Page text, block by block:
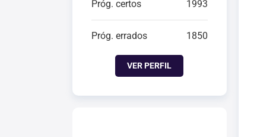
Próg. certos 1993
Próg. errados 1850
VER PERFIL